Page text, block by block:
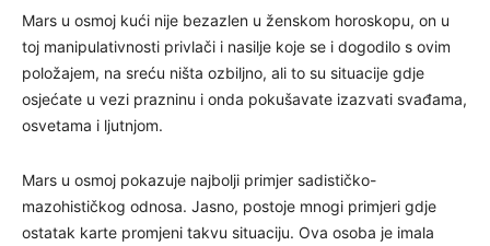
Mars u osmoj kući nije bezazlen u ženskom horoskopu, on u
toj manipulativnosti privlači i nasilje koje se i dogodilo s ovim
položajem, na sreću ništa ozbiljno, ali to su situacije gdje
osjećate u vezi prazninu i onda pokušavate izazvati svađama,
osvetama i ljutnjom.
Mars u osmoj pokazuje najbolji primjer sadističko-
mazohističkog odnosa. Jasno, postoje mnogi primjeri gdje
ostatak karte promjeni takvu situaciju. Ova osoba je imala